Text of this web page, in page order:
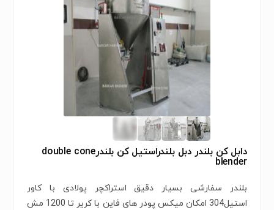
دابل کن بلندر دبل بلندراستیل کن بلندرdouble cone
blender
بلندر سفارشی بسیار دقیق استراکچر پولادی با کاور
استیل304 امکان میکس پودر های فاین با کریر تا 1200 مش